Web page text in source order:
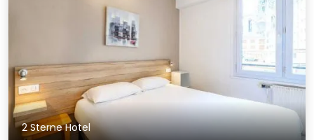
2 Sterne Hotel